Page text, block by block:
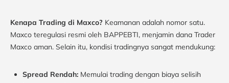
Kenapa Trading di Maxco? Keamanan adalah nomor satu.
Maxco teregulasi resmi oleh BAPPEBTI, menjamin dana Trader
Maxco aman. Selain itu, kondisi tradingnya sangat mendukung:
Spread Rendah: Memulai trading dengan biaya selisih